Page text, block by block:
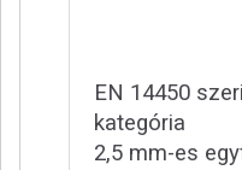
EN 14450
kategória
2,5 mm-es